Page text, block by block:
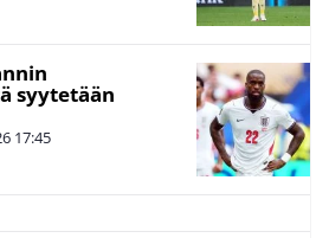
syytetään
17:45